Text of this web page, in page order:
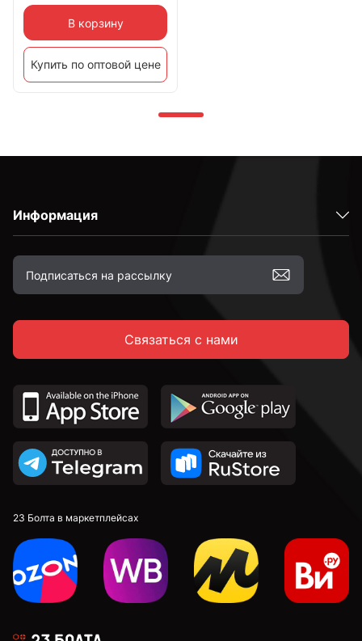
В корзину
Купить по оптовой цене
Информация
Связаться с нами
23 Болта в маркетплейсах